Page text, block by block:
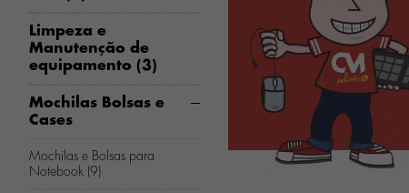
Limpeza e
Manutenção de
equipamento (3)
Mochilas Bolsas e
Cases
Mochilas e Bolsas para
Notebook (9)